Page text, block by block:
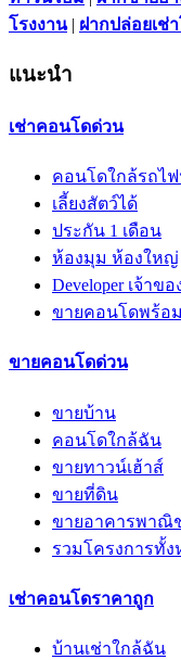
โรงงาน| ฝากปล่อยเช่
แนะนำ
เช่าคอนโดด่วน
คอนโดใกล้รถไ
เลี้ยงสัตว์ได้
ประกัน 1 เดือน
ห้องมุม ห้องใหญ่
Developer เจ้าข
ขายคอนโดพร้อม
ขายคอนโดด่วน
ขายบ้าน
คอนโดใกล้ฉัน
ขายทาวน์เฮ้าส์
ขายที่ดิน
ขายอาคารพาณิ
รวมโครงการทั้
เช่าคอนโดราคาถูก
บ้านเช่าใกล้ฉัน